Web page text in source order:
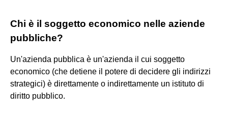
Chi è il soggetto economico nelle aziende
pubbliche?
Un'azienda pubblica è un'azienda il cui soggetto
economico (che detiene il potere di decidere gli indirizzi
strategici) è direttamente o indirettamente un istituto di
diritto pubblico.